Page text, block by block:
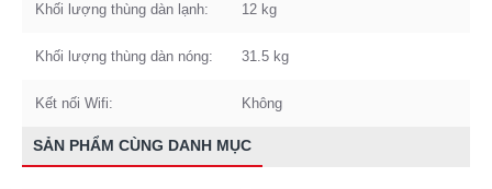
Khối lượng thùng dàn lạnh: 12 kg
Khối lượng thùng dàn nóng: 31.5 kg
Kết nối Wifi: Không
SẢN PHẨM CÙNG DANH MỤC